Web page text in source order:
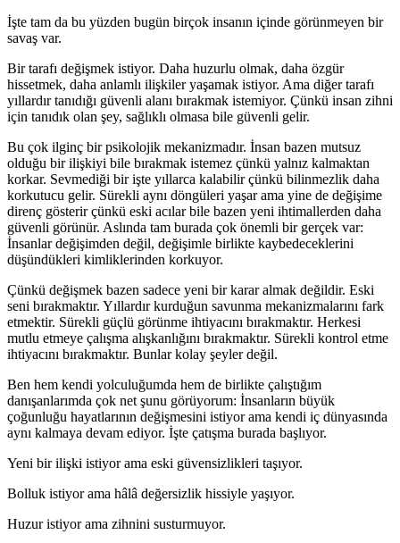
İşte tam da bu yüzden bugün birçok insanın içinde görünmeyen bir
savaş var.
Bir tarafı değişmek istiyor. Daha huzurlu olmak, daha özgür
hissetmek, daha anlamlı ilişkiler yaşamak istiyor. Ama diğer tarafı
yıllardır tanıdığı güvenli alanı bırakmak istemiyor. Çünkü insan zihni
için tanıdık olan şey, sağlıklı olmasa bile güvenli gelir.
Bu çok ilginç bir psikolojik mekanizmadır. İnsan bazen mutsuz
olduğu bir ilişkiyi bile bırakmak istemez çünkü yalnız kalmaktan
korkar. Sevmediği bir işte yıllarca kalabilir çünkü bilinmezlik daha
korkutucu gelir. Sürekli aynı döngüleri yaşar ama yine de değişime
direnç gösterir çünkü eski acılar bile bazen yeni ihtimallerden daha
güvenli görünür. Aslında tam burada çok önemli bir gerçek var:
İnsanlar değişimden değil, değişimle birlikte kaybedeceklerini
düşündükleri kimliklerinden korkuyor.
Çünkü değişmek bazen sadece yeni bir karar almak değildir. Eski
seni bırakmaktır. Yıllardır kurduğun savunma mekanizmalarını fark
etmektir. Sürekli güçlü görünme ihtiyacını bırakmaktır. Herkesi
mutlu etmeye çalışma alışkanlığını bırakmaktır. Sürekli kontrol etme
ihtiyacını bırakmaktır. Bunlar kolay şeyler değil.
Ben hem kendi yolculuğumda hem de birlikte çalıştığım
danışanlarımda çok net şunu görüyorum: İnsanların büyük
çoğunluğu hayatlarının değişmesini istiyor ama kendi iç dünyasında
aynı kalmaya devam ediyor. İşte çatışma burada başlıyor.
Yeni bir ilişki istiyor ama eski güvensizlikleri taşıyor.
Bolluk istiyor ama hâlâ değersizlik hissiyle yaşıyor.
Huzur istiyor ama zihnini susturmuyor.